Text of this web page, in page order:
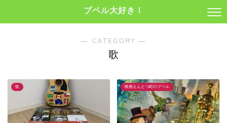
プペル大好き！
― CATEGORY ―
歌
歌 映画えんとつ町のプペル